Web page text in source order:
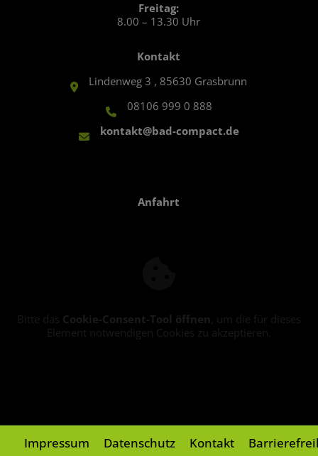
Freitag:
8.00 – 13.30 Uhr
Kontakt
Lindenweg 3 , 85630 Grasbrunn
08106 999 0 888
kontakt@bad-compact.de
Anfahrt
Bitte das Cookie-Consent-Tool öffnen , um die für dieses
Element notwendigen Cookies zu akzeptieren.
Impressum Datenschutz Kontakt